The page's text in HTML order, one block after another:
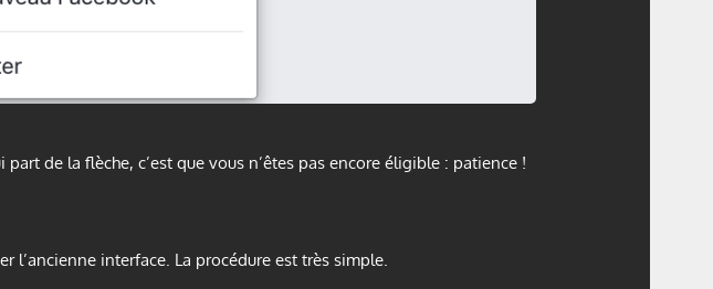
de la flèche, c’est que vous n’êtes pas encore éligible : patience !
l’ancienne interface. La procédure est très simple.